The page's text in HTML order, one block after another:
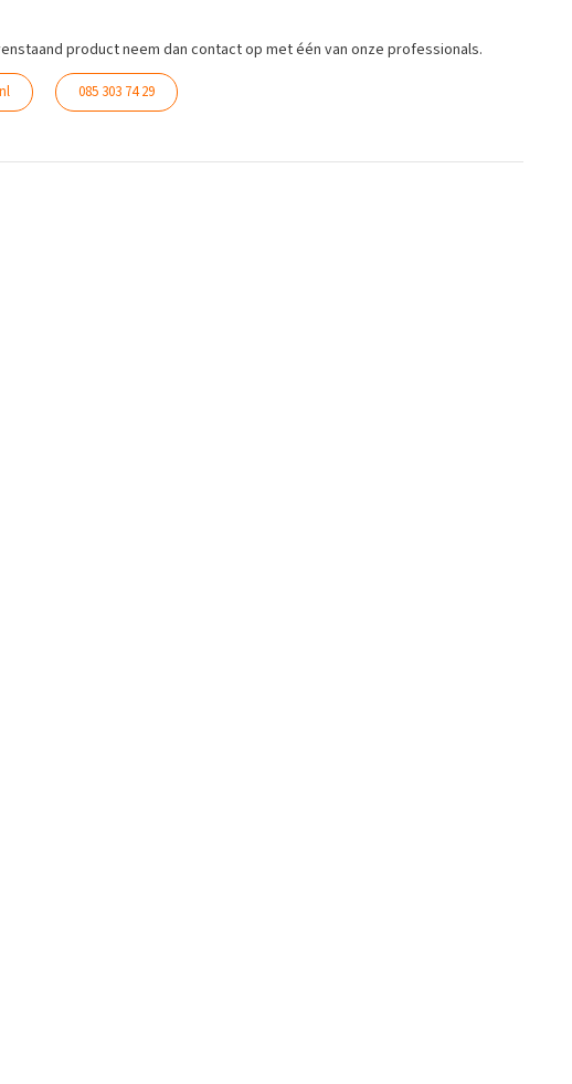
product neem dan contact op met één van onze professionals.
085 303 74 29